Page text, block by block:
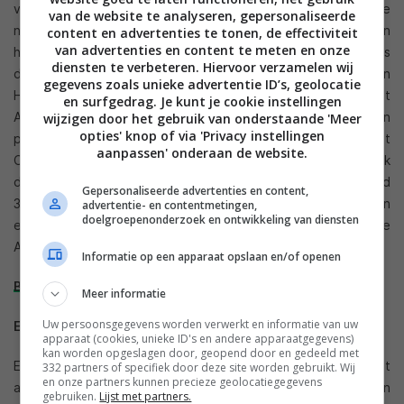
volledig laptop OS. Toch zijn er ook negatieve punten te
noemen, zoals het vaak (vaker) crashen van applicaties en
het minder stabiele besturingssysteem. Volgens Anandtech is
deze versie van ICS niet zo stabiel als de laatste versie van
Honeycomb of de eerste ICS versies. Wel is het positief dat
ASUS zich focust op het produceren van goede hardware in
plaats van nutteloze (en vertragende) aanpassingen aan het
OS. De aanpassingen die gedaan zijn voegen ook
daadwerkelijk iets toe. Als conclusie is de Transformer Pad
300 een goede opvolger van de originele Transformer en
een goede keuze wanneer je op zoek bent naar een nieuwe
Android tablet.
Bekijk de review
Engadget
Engadget ziet de Transformer Pad 300 als een ietwat
afgeslankte Transformer Prime wat vooral terug te zien is in
van de website te analyseren, gepersonaliseerde
content en advertenties te tonen, de effectiviteit
van advertenties en content te meten en onze
diensten te verbeteren. Hiervoor verzamelen wij
gegevens zoals unieke advertentie ID’s, geolocatie
en surfgedrag. Je kunt je cookie instellingen
wijzigen door het gebruik van onderstaande 'Meer
opties' knop of via 'Privacy instellingen
aanpassen' onderaan de website.
Gepersonaliseerde advertenties en content,
advertentie- en contentmetingen,
doelgroepenonderzoek en ontwikkeling van diensten
Informatie op een apparaat opslaan en/of openen
Meer informatie
Uw persoonsgegevens worden verwerkt en informatie van uw
apparaat (cookies, unieke ID's en andere apparaatgegevens)
kan worden opgeslagen door, geopend door en gedeeld met
332 partners of specifiek door deze site worden gebruikt. Wij
en onze partners kunnen precieze geolocatiegegevens
gebruiken. Lijst met partners.